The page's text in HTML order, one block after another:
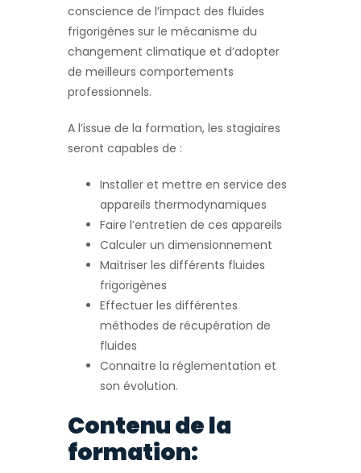
conscience de l’impact des fluides
frigorigènes sur le mécanisme du
changement climatique et d’adopter
de meilleurs comportements
professionnels.
A l’issue de la formation, les stagiaires
seront capables de :
Installer et mettre en service des
appareils thermodynamiques
Faire l’entretien de ces appareils
Calculer un dimensionnement
Maitriser les différents fluides
frigorigènes
Effectuer les différentes
méthodes de récupération de
fluides
Connaitre la réglementation et
son évolution.
Contenu de la
formation: